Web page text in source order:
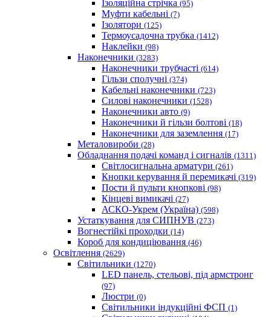
Ізоляційна стрічка (95)
Муфти кабельні (7)
Ізолятори (125)
Термоусадочна трубка (1412)
Наклейки (98)
Наконечники (3283)
Наконечники трубчасті (614)
Гільзи сполучні (374)
Кабельні наконечники (723)
Силові наконечники (1528)
Наконечники авто (9)
Наконечники й гільзи болтові (18)
Наконечники для заземлення (17)
Металовироби (28)
Обладнання подачі команд і сигналів (1311)
Світлосигнальна арматури (261)
Кнопки керування й перемикачі (319)
Пости й пульти кнопкові (98)
Кінцеві вимикачі (27)
АСКО-Укрем (Україна) (598)
Устаткування для СИПНУВ (273)
Вогнестійкі проходки (14)
Короб для кондиціювання (46)
Освітлення (2629)
Світильники (1270)
LED панель, стельові, під армстронг
(97)
Люстри (0)
Світильники індукційні ФСП (1)